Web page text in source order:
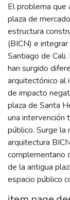
El problema que
plaza de
estructura
(BICN) e
Santiago de
han surgido
arquitectónico al
de impacto
plaza de Santa
una intervención
público. Surge la
arquitectura
complementario
de la antigua
espacio público